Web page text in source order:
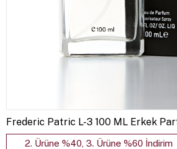
Frederic Patric L-3 100 ML Erkek
2. Ürüne %40, 3. Ürüne %60 İndirim